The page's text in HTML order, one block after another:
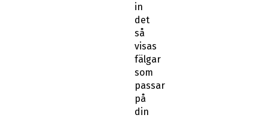
in
det
så
visas
fälgar
som
passar
på
din